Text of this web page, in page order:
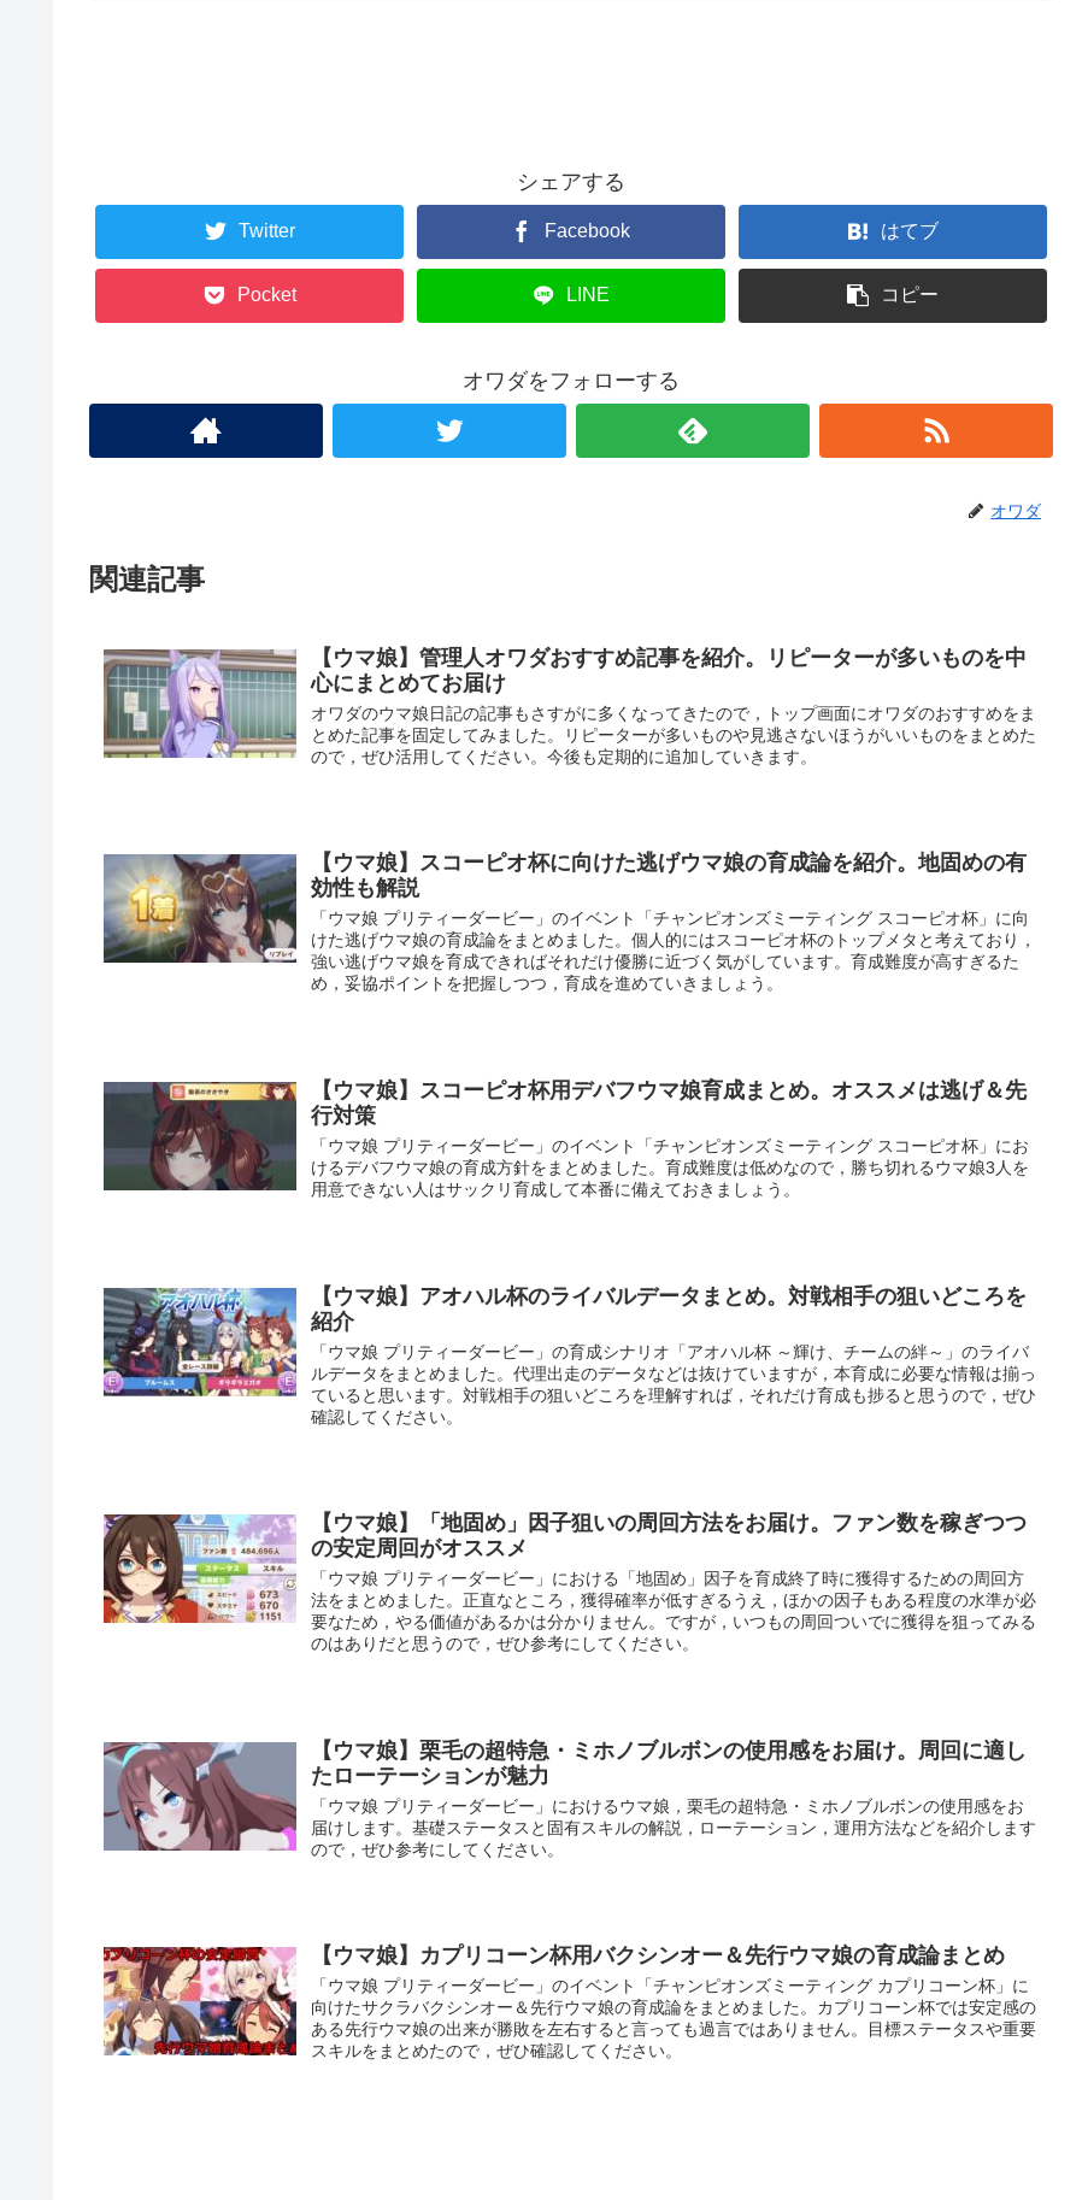
シェアする
Twitter Facebook はてブ
Pocket LINE コピー
オワダをフォローする
オワダ
関連記事
【ウマ娘】管理人オワダおすすめ記事を紹介。リピーターが多いものを中
心にまとめてお届け
オワダのウマ娘日記の記事もさすがに多くなってきたので，トップ画面にオワダのおすすめをま
とめた記事を固定してみました。リピーターが多いものや見逃さないほうがいいものをまとめた
ので，ぜひ活用してください。今後も定期的に追加していきます。
【ウマ娘】スコーピオ杯に向けた逃げウマ娘の育成論を紹介。地固めの有
効性も解説
「ウマ娘 プリティーダービー」のイベント「チャンピオンズミーティング スコーピオ杯」に向
けた逃げウマ娘の育成論をまとめました。個人的にはスコーピオ杯のトップメタと考えており，
強い逃げウマ娘を育成できればそれだけ優勝に近づく気がしています。育成難度が高すぎるた
め，妥協ポイントを把握しつつ，育成を進めていきましょう。
【ウマ娘】スコーピオ杯用デバフウマ娘育成まとめ。オススメは逃げ＆先
行対策
「ウマ娘 プリティーダービー」のイベント「チャンピオンズミーティング スコーピオ杯」にお
けるデバフウマ娘の育成方針をまとめました。育成難度は低めなので，勝ち切れるウマ娘3人を
用意できない人はサックリ育成して本番に備えておきましょう。
【ウマ娘】アオハル杯のライバルデータまとめ。対戦相手の狙いどころを
紹介
「ウマ娘 プリティーダービー」の育成シナリオ「アオハル杯 ～輝け、チームの絆～」のライバ
ルデータをまとめました。代理出走のデータなどは抜けていますが，本育成に必要な情報は揃っ
ていると思います。対戦相手の狙いどころを理解すれば，それだけ育成も捗ると思うので，ぜひ
確認してください。
【ウマ娘】「地固め」因子狙いの周回方法をお届け。ファン数を稼ぎつつ
の安定周回がオススメ
「ウマ娘 プリティーダービー」における「地固め」因子を育成終了時に獲得するための周回方
法をまとめました。正直なところ，獲得確率が低すぎるうえ，ほかの因子もある程度の水準が必
要なため，やる価値があるかは分かりません。ですが，いつもの周回ついでに獲得を狙ってみる
のはありだと思うので，ぜひ参考にしてください。
【ウマ娘】栗毛の超特急・ミホノブルボンの使用感をお届け。周回に適し
たローテーションが魅力
「ウマ娘 プリティーダービー」におけるウマ娘，栗毛の超特急・ミホノブルボンの使用感をお
届けします。基礎ステータスと固有スキルの解説，ローテーション，運用方法などを紹介します
ので，ぜひ参考にしてください。
【ウマ娘】カプリコーン杯用バクシンオー＆先行ウマ娘の育成論まとめ
「ウマ娘 プリティーダービー」のイベント「チャンピオンズミーティング カプリコーン杯」に
向けたサクラバクシンオー＆先行ウマ娘の育成論をまとめました。カプリコーン杯では安定感の
ある先行ウマ娘の出来が勝敗を左右すると言っても過言ではありません。目標ステータスや重要
スキルをまとめたので，ぜひ確認してください。